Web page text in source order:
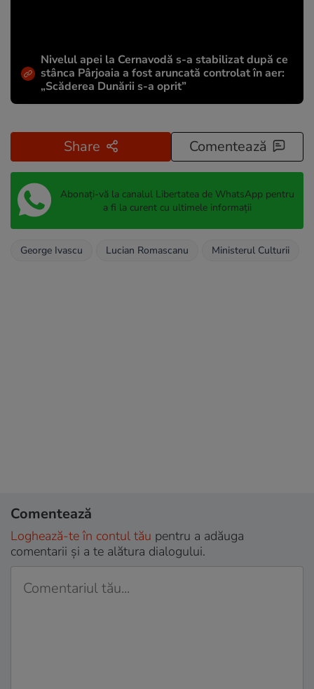
Nivelul apei la Cernavodă s-a stabilizat după ce
stânca Pârjoaia a fost aruncată controlat în aer:
„Scăderea Dunării s-a oprit”
Share Comentează
Abonați-vă la canalul Libertatea de WhatsApp pentru
a fi la curent cu ultimele informații
George Ivascu Lucian Romascanu Ministerul Culturii
Comentează
Loghează-te în contul tău pentru a adăuga
comentarii și a te alătura dialogului.